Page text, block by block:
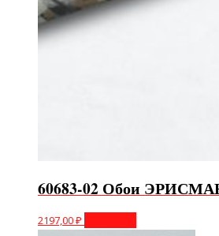
60683-02 Обои
2197,00₽